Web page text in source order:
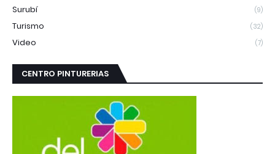
Surubí (9)
Turismo (32)
Video (7)
CENTRO PINTURERIAS